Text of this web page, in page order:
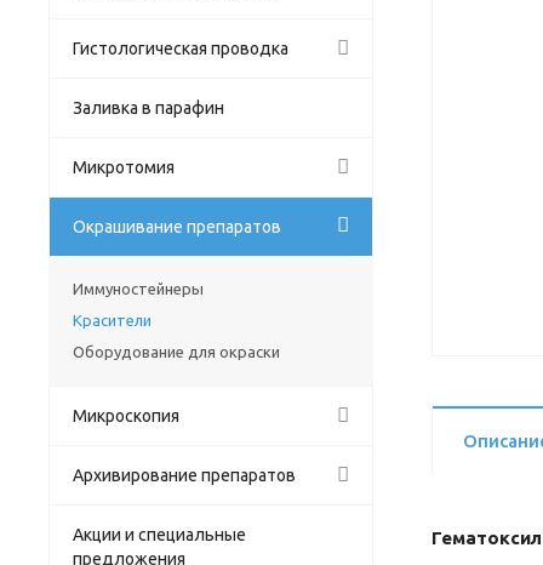
Гистологическая проводка
Заливка в парафин
Микротомия
Окрашивание препаратов
Иммуностейнеры
Красители
Оборудование для окраски
Микроскопия
Архивирование препаратов
Акции и специальные
предложения